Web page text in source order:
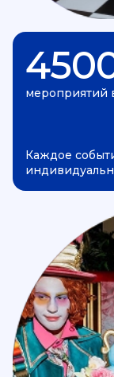
мероприятий
Каждое